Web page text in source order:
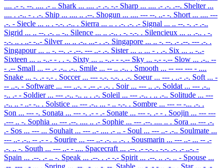
.... .- -. --. .... .- .. Shark ... .... .- .-. -.- Sharp ... .... .- .-. .--. Shelter ...
.... . .-.. - . .-. Ship ... .... .. .--. Shogun ... .... --- --. ..- -. Short ... .... ---
.-. - Siecle ... .. . -.-. .-.. . Sierra ... .. . .-. .-. .- Signal ... .. --. -. .- .-..
Sigrid ... .. --. .-. .. -.. Silence ... .. .-.. . -. -.-. . Silencieux ... .. .-.. . -.
-.-. .. . ..- -..- Silver ... .. .-.. ...- . .-. Singapore ... .. -. --. .- .--. --- .-. .
Singapour ... .. -. --. .- .--. --- ..- .-. Sister ... .. ... - . .-. Six ... .. -..-
Sixteen ... .. -..- - . . -. Sixty ... .. -..- - -.-- Sky ... -.- -.-- Slow ... .-.. --
- .-- Small ... -- .- .-.. .-.. Smile ... -- .. .-.. . Smooth ... -- --- --- - ....
Snake ... -. .- -.- . Soccer ... --- -.-. -.-. . .-. Soeur ... --- . ..- .-. Soft ... -
-- ..-. - Software ... --- ..-. - .-- .- .-. . Soir ... --- .. .-. Soldat ... --- .-..
-.. .- - Soldier ... --- .-.. -.. .. . .-. Soleil ... --- .-.. . .. .-.. Solitude ... ---
.-.. .. - ..- -.. . Solstice ... --- .-.. ... - .. -.-. . Sombre ... --- -- -... .-. .
Son ... --- -. Sonata ... --- -. .- - .- Sonate ... --- -. .- - . Soojin ... --- ---
.--- .. -. Sophia ... --- .--. .... .. .- Sophie ... --- .--. .... .. . Sora ... --- .-.
.- Sos ... --- ... Souhait ... --- ..- .... .- .. - Soul ... --- ..- .-.. Soulmate ...
--- ..- .-.. -- .- - . Sourire ... --- ..- .-. .. .-. . Sousmarin ... --- ..- ... -- .-
.-. .. -. South ... --- ..- - .... Spacecraft ... .--. .- -.-. . -.-. .-. .- ..-. -
Spain ... .--. .- .. -. Speak ... .--. . .- -.- Spirit ... .--. .. .-. .. - Spouse ...
.--. --- ..- ... . Spring ... .--. .-. .. -. --. Stable ... - .- -... .-.. . Star ... - .-